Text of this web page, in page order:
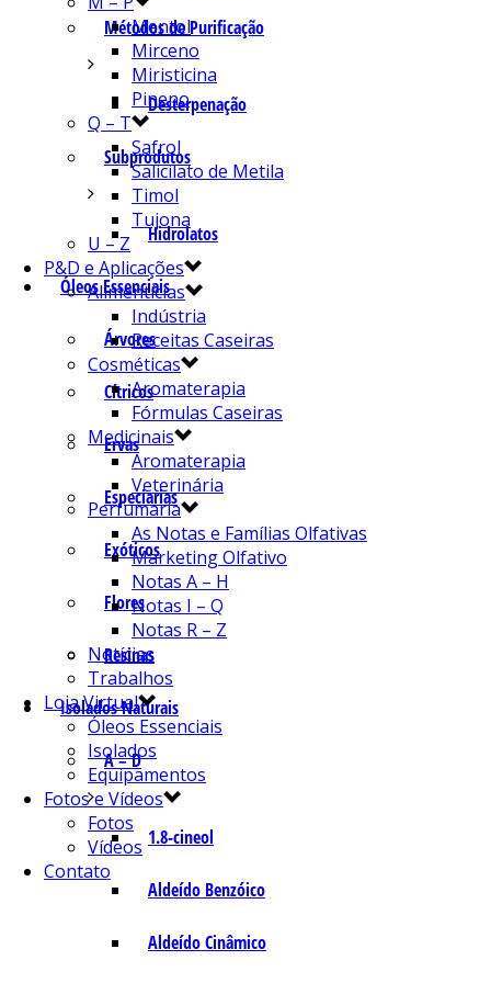
Métodos de Purificação
Desterpenação
Subprodutos
Hidrolatos
Óleos Essenciais
Árvores
Cítricos
Ervas
Especiarias
Exóticos
Flores
Resinas
Isolados Naturais
A – D
1.8-cineol
Aldeído Benzóico
Aldeído Cinâmico
Mentol
Mirceno
Miristicina
Pineno
Q – T
Safrol
Salicilato de Metila
Timol
Tujona
U – Z
P&D e Aplicações
Alimentícias
Indústria
Receitas Caseiras
Cosméticas
Aromaterapia
Fórmulas Caseiras
Medicinais
Aromaterapia
Veterinária
Perfumaria
As Notas e Famílias Olfativas
Marketing Olfativo
Notas A – H
Notas I – Q
Notas R – Z
Notícias
Trabalhos
Loja Virtual
Óleos Essenciais
Isolados
Equipamentos
Fotos e Vídeos
Fotos
Vídeos
Contato